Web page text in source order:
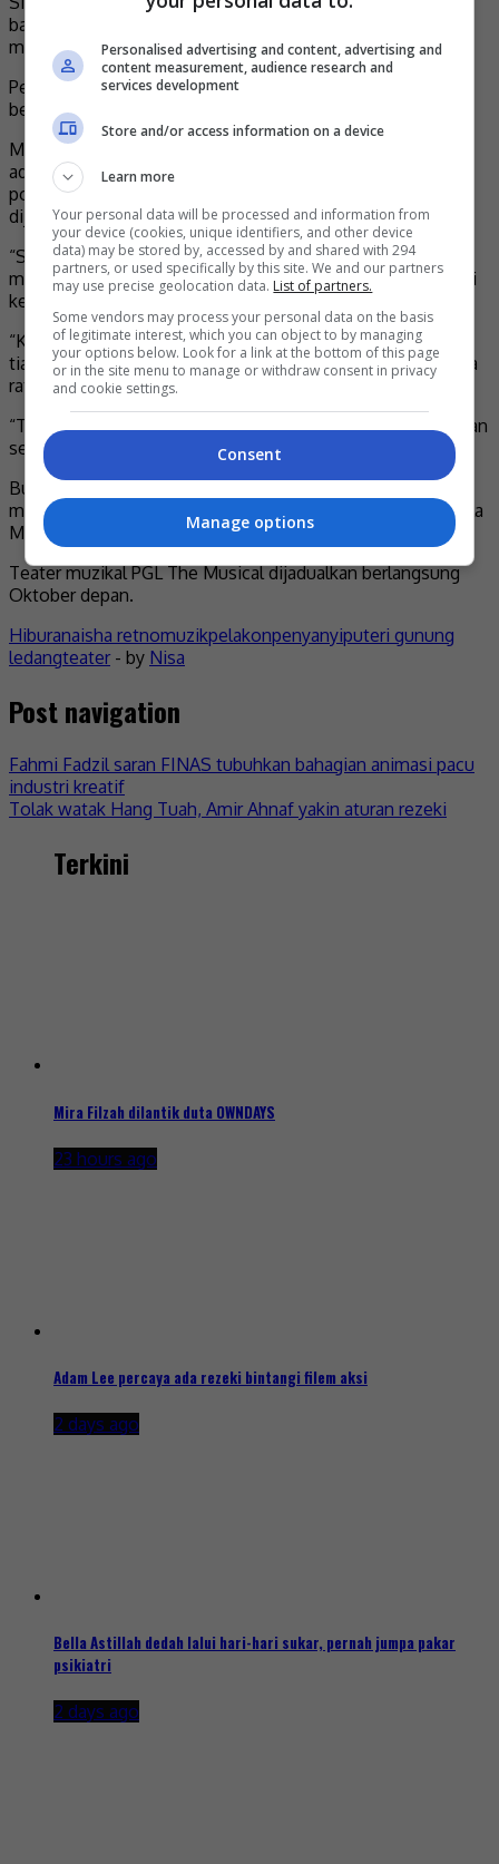
barisan pelakon sedang melalui fasa latihan yang amat
mencabar dan berintensiti tinggi.
Perkara itu bertujuan memastikan kualiti pementasan
berkenaan berada pada tahap tertinggi.
Malah, pelantun lagu “Jodoh Lebaran” itu turut menafikan
adanya diskriminasi atau layanan istimewa berasaskan
populariti semata-mata sepanjang proses bengkel latihan
dijalankan sejak beberapa hari lalu.
“Sila ketahui bahawa kami sedang bekerja keras demi
memastikan naskhah baharu PGL The Musical ini mencapai
kejayaan.
“Kami tidak pernah berada dalam zon selesa. Tiada ‘kabel’,
tiada istilah ‘kerana dia popular’, semua orang dilayan sama
rata dalam bengkel latihan ini.
“Teater muzikal ini boleh diibaratkan seperti kem daya tahan
seumur hidup,” jelasnya lagi.
Buat pertama kalinya, pihak produksi PGL The Musical
memperkenalkan dua watak Puteri, iaitu Aisha dan juga Mila
Mohsin.
Teater muzikal PGL The Musical dijadualkan berlangsung
Oktober depan.
Hiburanaisha retnomuzikpelakonpenyanyiputeri gunung
ledangteater - by Nisa
Post navigation
Fahmi Fadzil saran FINAS tubuhkan bahagian animasi pacu
industri kreatif
Tolak watak Hang Tuah, Amir Ahnaf yakin aturan rezeki
Terkini
Mira Filzah dilantik duta OWNDAYS
23 hours ago
Adam Lee percaya ada rezeki bintangi filem aksi
2 days ago
Bella Astillah dedah lalui hari-hari sukar, pernah jumpa pakar
psikiatri
2 days ago
Personalised advertising and content, advertising and
content measurement, audience research and
services development
Store and/or access information on a device
Learn more
Your personal data will be processed and information from
your device (cookies, unique identifiers, and other device
data) may be stored by, accessed by and shared with 294
partners, or used specifically by this site. We and our partners
may use precise geolocation data. List of partners.
Some vendors may process your personal data on the basis
of legitimate interest, which you can object to by managing
your options below. Look for a link at the bottom of this page
or in the site menu to manage or withdraw consent in privacy
and cookie settings.
Consent
Manage options